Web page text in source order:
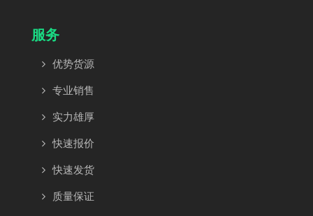
服务
优势货源
专业销售
实力雄厚
快速报价
快速发货
质量保证